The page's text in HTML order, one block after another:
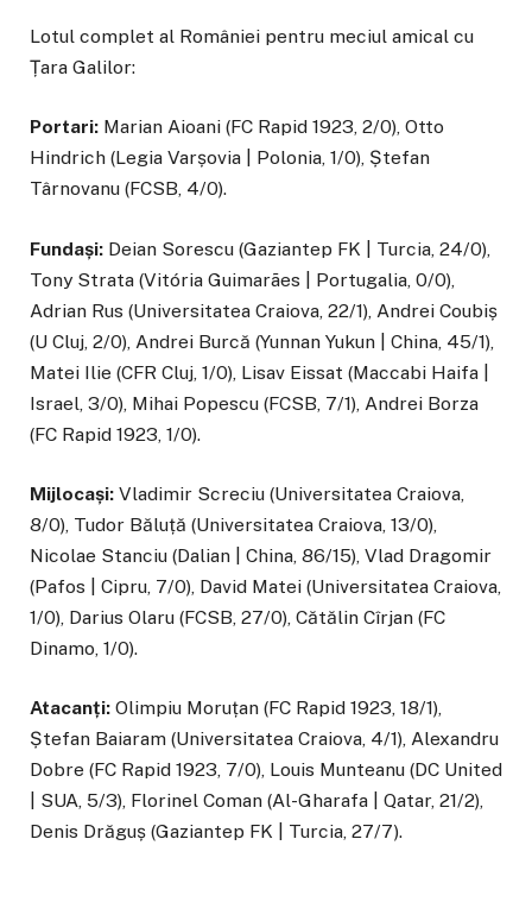
Lotul complet al României pentru meciul amical cu
Țara Galilor:
Portari: Marian Aioani (FC Rapid 1923, 2/0), Otto
Hindrich (Legia Varșovia | Polonia, 1/0), Ștefan
Târnovanu (FCSB, 4/0).
Fundași: Deian Sorescu (Gaziantep FK | Turcia, 24/0),
Tony Strata (Vitória Guimarães | Portugalia, 0/0),
Adrian Rus (Universitatea Craiova, 22/1), Andrei Coubiș
(U Cluj, 2/0), Andrei Burcă (Yunnan Yukun | China, 45/1),
Matei Ilie (CFR Cluj, 1/0), Lisav Eissat (Maccabi Haifa |
Israel, 3/0), Mihai Popescu (FCSB, 7/1), Andrei Borza
(FC Rapid 1923, 1/0).
Mijlocași: Vladimir Screciu (Universitatea Craiova,
8/0), Tudor Băluță (Universitatea Craiova, 13/0),
Nicolae Stanciu (Dalian | China, 86/15), Vlad Dragomir
(Pafos | Cipru, 7/0), David Matei (Universitatea Craiova,
1/0), Darius Olaru (FCSB, 27/0), Cătălin Cîrjan (FC
Dinamo, 1/0).
Atacanți: Olimpiu Moruțan (FC Rapid 1923, 18/1),
Ștefan Baiaram (Universitatea Craiova, 4/1), Alexandru
Dobre (FC Rapid 1923, 7/0), Louis Munteanu (DC United
| SUA, 5/3), Florinel Coman (Al-Gharafa | Qatar, 21/2),
Denis Drăguș (Gaziantep FK | Turcia, 27/7).